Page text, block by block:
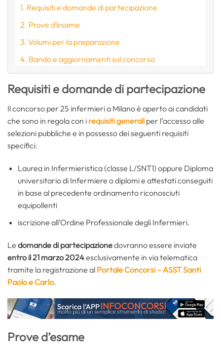
Requisiti e domande di partecipazione
Prove d’esame
Volumi per la preparazione
Bando e aggiornamenti sul concorso
Requisiti e domande di partecipazione
Il concorso per 25 infermieri a Milano è aperto ai candidati
che sono in regola con i requisiti generali per l’accesso alle
selezioni pubbliche e in possesso dei seguenti requisiti
specifici:
Laurea in Infermieristica (classe L/SNT1) oppure Diploma
universitario di Infermiere o diplomi e attestati conseguiti
in base al precedente ordinamento riconosciuti
equipollenti
iscrizione all’Ordine Professionale degli Infermieri.
Le domande di partecipazionedovranno essere inviate
entro il 21 marzo 2024esclusivamente in via telematica
tramite la registrazione al Portale Concorsi – ASST Santi
Paolo e Carlo.
Prove d’esame